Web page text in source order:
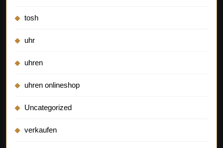
tosh
uhr
uhren
uhren onlineshop
Uncategorized
verkaufen